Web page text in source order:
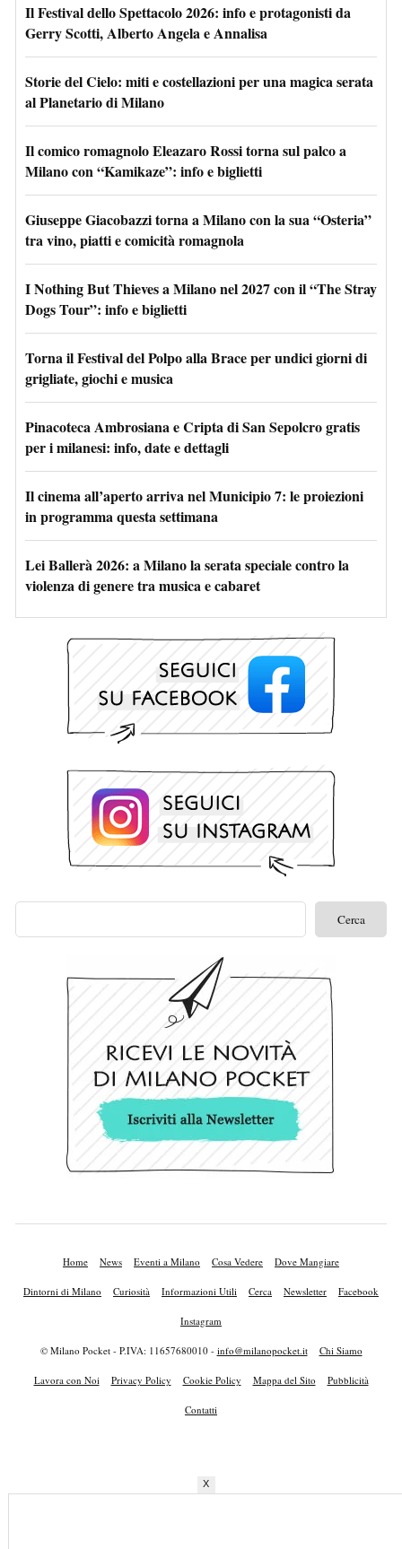
Il Festival dello Spettacolo 2026: info e protagonisti da
Gerry Scotti, Alberto Angela e Annalisa
Storie del Cielo: miti e costellazioni per una magica serata
al Planetario di Milano
Il comico romagnolo Eleazaro Rossi torna sul palco a
Milano con “Kamikaze”: info e biglietti
Giuseppe Giacobazzi torna a Milano con la sua “Osteria”
tra vino, piatti e comicità romagnola
I Nothing But Thieves a Milano nel 2027 con il “The Stray
Dogs Tour”: info e biglietti
Torna il Festival del Polpo alla Brace per undici giorni di
grigliate, giochi e musica
Pinacoteca Ambrosiana e Cripta di San Sepolcro gratis
per i milanesi: info, date e dettagli
Il cinema all’aperto arriva nel Municipio 7: le proiezioni
in programma questa settimana
Lei Ballerà 2026: a Milano la serata speciale contro la
violenza di genere tra musica e cabaret
Home News Eventi a Milano Cosa Vedere Dove Mangiare
Dintorni di Milano Curiosità Informazioni Utili Cerca Newsletter Facebook
Instagram
© Milano Pocket - P.IVA: 11657680010 - info@milanopocket.it Chi Siamo
Lavora con Noi Privacy Policy Cookie Policy Mappa del Sito Pubblicità
Contatti
X